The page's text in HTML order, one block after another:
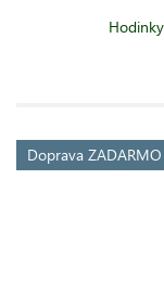
Doprava ZADARMO